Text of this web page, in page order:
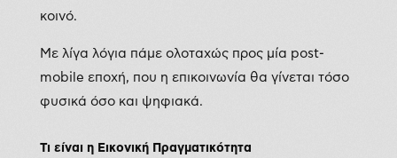
κοινό.
Με λίγα λόγια πάμε ολοταχώς προς μία post-
mobile εποχή, που η επικοινωνία θα γίνεται τόσο
φυσικά όσο και ψηφιακά.
Τι είναι η Εικονική Πραγματικότητα